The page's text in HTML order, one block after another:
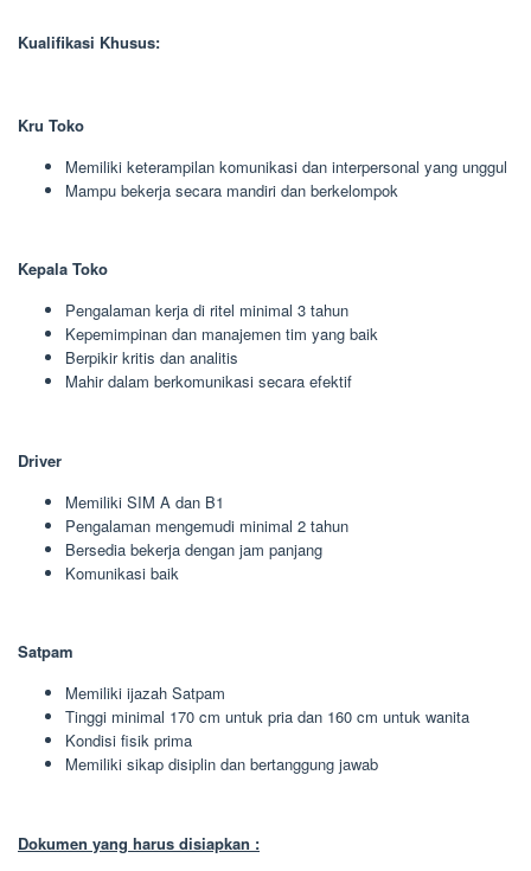
Kualifikasi Khusus:
Kru Toko
Memiliki keterampilan komunikasi dan interpersonal yang unggul
Mampu bekerja secara mandiri dan berkelompok
Kepala Toko
Pengalaman kerja di ritel minimal 3 tahun
Kepemimpinan dan manajemen tim yang baik
Berpikir kritis dan analitis
Mahir dalam berkomunikasi secara efektif
Driver
Memiliki SIM A dan B1
Pengalaman mengemudi minimal 2 tahun
Bersedia bekerja dengan jam panjang
Komunikasi baik
Satpam
Memiliki ijazah Satpam
Tinggi minimal 170 cm untuk pria dan 160 cm untuk wanita
Kondisi fisik prima
Memiliki sikap disiplin dan bertanggung jawab
Dokumen yang harus disiapkan :